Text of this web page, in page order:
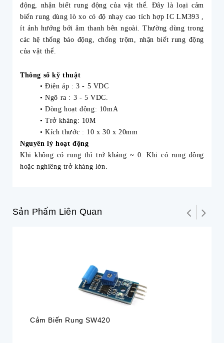
động, nhận biết rung động của vật thể. Đây là loại cảm
biến rung dùng lò xo có độ nhạy cao tích hợp IC LM393 ,
ít ảnh hưởng bởi âm thanh bên ngoài. Thường dùng trong
các hệ thống báo động, chống trộm, nhận biết rung động
của vật thể.
Thông số kỹ thuật
• Điện áp : 3 - 5 VDC
• Ngõ ra : 3 - 5 VDC.
• Dòng hoạt động: 10mA
• Trở kháng: 10M
• Kích thước : 10 x 30 x 20mm
Nguyên lý hoạt động
Khi không có rung thì trở kháng ~ 0. Khi có rung động
hoặc nghiêng trở kháng lớn.
Sản Phẩm Liên Quan
Cảm Biến Rung SW420